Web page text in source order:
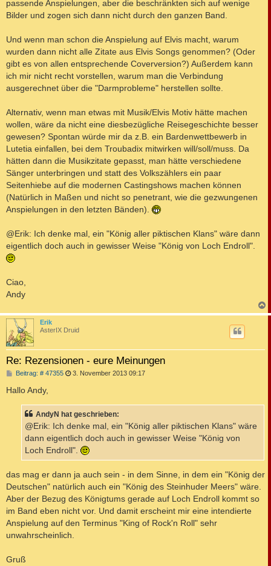
passende Anspielungen, aber die beschränkten sich auf wenige
Bilder und zogen sich dann nicht durch den ganzen Band.
Und wenn man schon die Anspielung auf Elvis macht, warum
wurden dann nicht alle Zitate aus Elvis Songs genommen? (Oder
gibt es von allen entsprechende Coverversion?) Außerdem kann
ich mir nicht recht vorstellen, warum man die Verbindung
ausgerechnet über die "Darmprobleme" herstellen sollte.
Alternativ, wenn man etwas mit Musik/Elvis Motiv hätte machen
wollen, wäre da nicht eine diesbezügliche Reisegeschichte besser
gewesen? Spontan würde mir da z.B. ein Bardenwettbewerb in
Lutetia einfallen, bei dem Troubadix mitwirken will/soll/muss. Da
hätten dann die Musikzitate gepasst, man hätte verschiedene
Sänger unterbringen und statt des Volkszählers ein paar
Seitenhiebe auf die modernen Castingshows machen können
(Natürlich in Maßen und nicht so penetrant, wie die gezwungenen
Anspielungen in den letzten Bänden).
@Erik: Ich denke mal, ein "König aller piktischen Klans" wäre dann
eigentlich doch auch in gewisser Weise "König von Loch Endroll".
Ciao,
Andy
a
Erik
AsterIX Druid
Re: Rezensionen - eure Meinungen
Beitrag: # 47355B
r
a
3. November 2013 09:17
Hallo Andy,
AndyN hat geschrieben:
@Erik: Ich denke mal, ein "König aller piktischen Klans" wäre
dann eigentlich doch auch in gewisser Weise "König von
Loch Endroll".
das mag er dann ja auch sein - in dem Sinne, in dem ein "König der
Deutschen" natürlich auch ein "König des Steinhuder Meers" wäre.
Aber der Bezug des Königtums gerade auf Loch Endroll kommt so
im Band eben nicht vor. Und damit erscheint mir eine intendierte
Anspielung auf den Terminus "King of Rock'n Roll" sehr
unwahrscheinlich.
Gruß